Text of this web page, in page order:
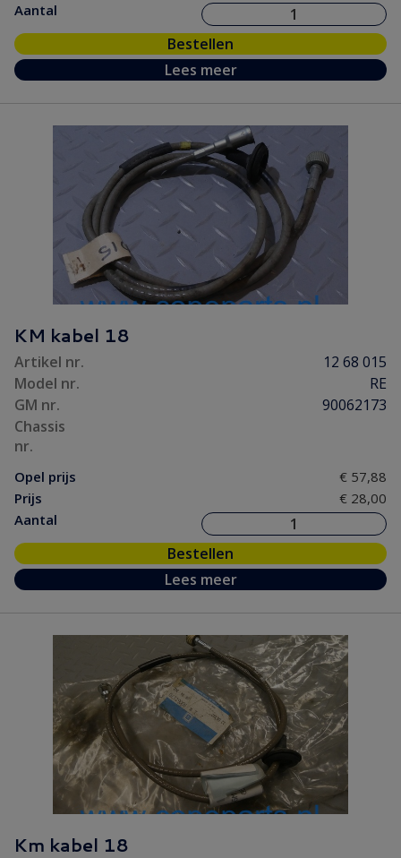
Aantal
Bestellen
Lees meer
KM kabel 18
Artikel nr.
12 68 015
Model nr.
RE
GM nr.
90062173
Chassis
nr.
Opel prijs
€ 57,88
Prijs
€ 28,00
Aantal
Bestellen
Lees meer
Km kabel 18